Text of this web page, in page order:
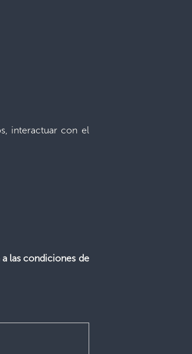
interactuar con el
las condiciones de